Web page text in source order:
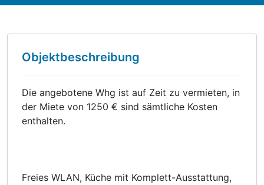
Objektbeschreibung
Die angebotene Whg ist auf Zeit zu vermieten, in
der Miete von 1250 € sind sämtliche Kosten
enthalten.
Freies WLAN, Küche mit Komplett-Ausstattung,